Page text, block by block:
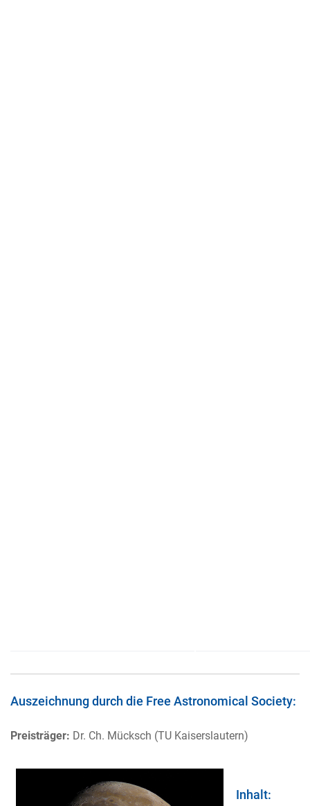
Auszeichnung durch die Free Astronomical Society:
Preisträger: Dr. Ch. Mücksch (TU Kaiserslautern)
Inhalt: